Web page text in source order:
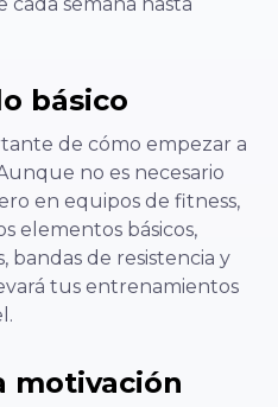
básico
de cómo empezar a
no es necesario
en equipos de fitness,
elementos básicos,
bandas de resistencia y
tus entrenamientos
motivación